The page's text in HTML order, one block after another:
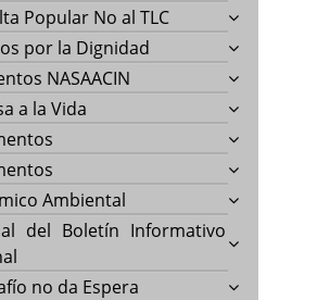
Popular No al TLC
por la Dignidad
NASAACIN
a la Vida
Ambiental
del Boletín Informativo
no da Espera